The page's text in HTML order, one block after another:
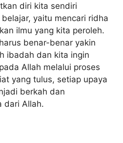
diri kita sendiri
yaitu mencari ridha
ilmu yang kita peroleh.
benar-benar yakin
ibadah dan kita ingin
Allah melalui proses
yang tulus, setiap upaya
berkah dan
dari Allah.